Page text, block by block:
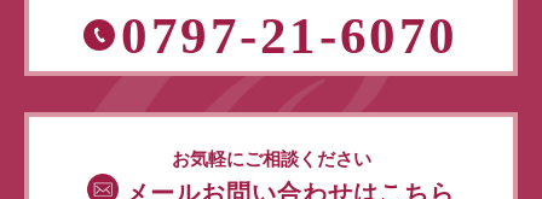
0797-21-6070
お気軽にご相談ください
メールお問い合わせはこちら